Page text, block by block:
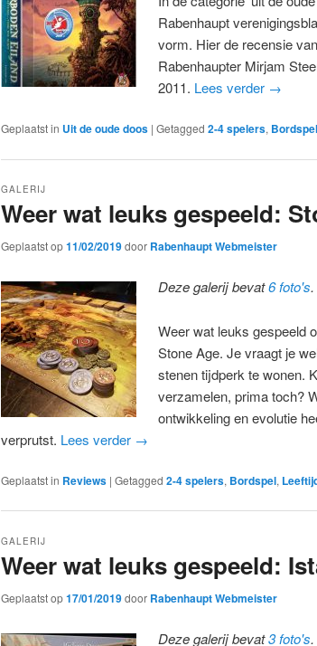
Rabenhaupt
vorm. Hier de recensie
Rabenhaupter Mirjam
2011. Lees verder →
Geplaatst in Uit de oude doos | Getagged 2-4 spelers, Bordspel
Weer wat leuks gespeeld:
GALERIJ
Geplaatst op11/02/2019door Rabenhaupt Webmeister
Deze galerij bevat6 foto's.
Weer wat leuks gespeeld
Stone Age. Je vraagt je
stenen tijdperk te wonen.
verzamelen, prima toch?
ontwikkeling en evolutie
verprutst. Lees verder →
Geplaatst in Reviews | Getagged 2-4 spelers, Bordspel,
Weer wat leuks gespeeld:
GALERIJ
Geplaatst op17/01/2019door Rabenhaupt Webmeister
Deze galerij bevat3 foto's.